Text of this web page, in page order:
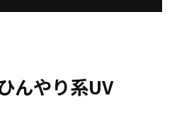
んやり系UV